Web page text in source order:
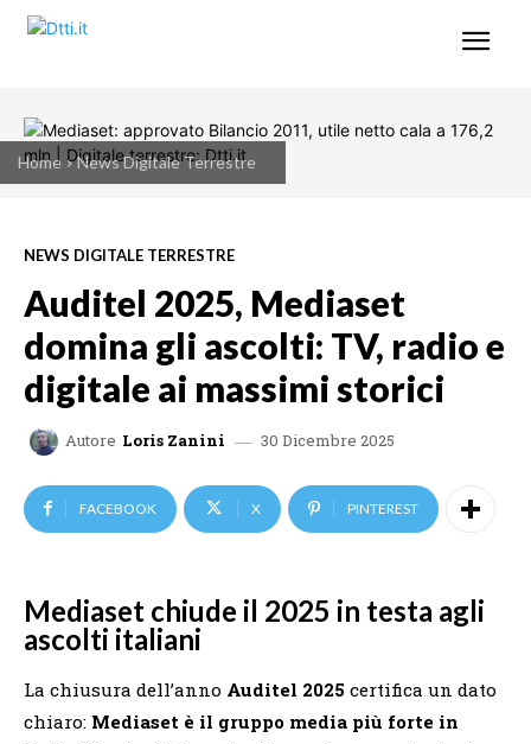
Home News Digitale Terrestre
NEWS DIGITALE TERRESTRE
Auditel 2025, Mediaset
domina gli ascolti: TV, radio e
digitale ai massimi storici
Autore Loris Zanini 30 Dicembre 2025
FACEBOOK X PINTEREST
Mediaset chiude il 2025 in testa agli
ascolti italiani
La chiusura dell’anno Auditel 2025 certifica un dato
chiaro: Mediaset è il gruppo media più forte in